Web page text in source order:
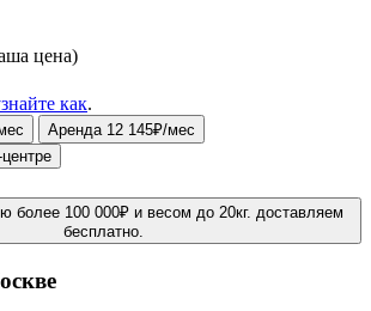
цена)
как.
Аренда 12 145₽/мес
более 100 000₽ и весом до 20кг. доставляем
бесплатно.